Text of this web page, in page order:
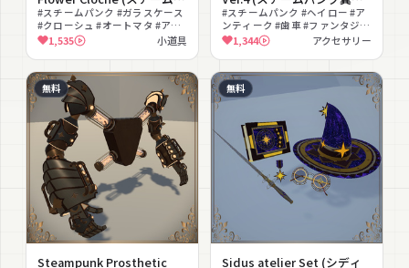
ンクバタフライ&フラワー
クローシュ)
#スチームパンク #ガラスケース
#クローシュ #オートマタ #アン
ティーク #小物 #ワールドアセッ
ト #撮影向け #色変え #発光
1,535 小道具
ット Ver.4)
#スチームパンク #ヘイロー #ア
ンティーク #歯車 #ファンタジー
#無料 #ゴシック
1,344 アクセサリー
無料
Steampunk Prosthetic
無料
Sidus atelier Set (シディ